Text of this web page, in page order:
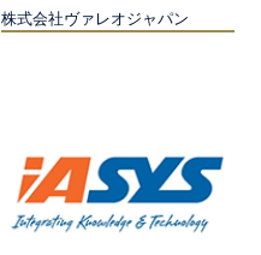
株式会社ヴァレオジャパン